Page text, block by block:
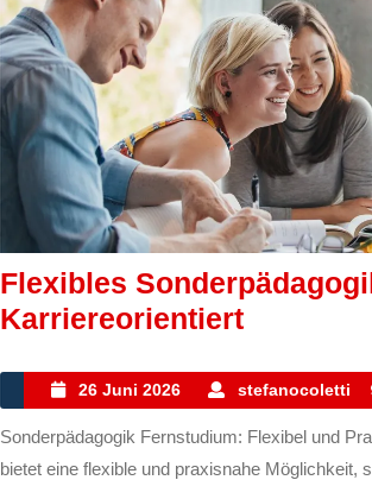
Flexibles
KarriereorientiertFlexibles
Und
26 Juni 2026
26
Juni
2026
stefanocoletti
Sonderpädagogik Fernstudium: Flexibel und Praxisnah Ein Fernstudium im Bereich Sonderpädagogik
bietet eine flexible und praxisnahe Möglichkeit,